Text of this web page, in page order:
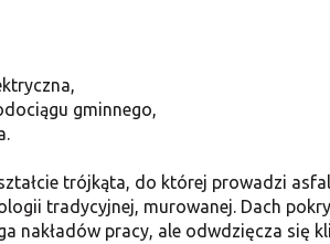
gminnego,
trójkąta, do której prowadzi
tradycyjnej, murowanej. Dach
nakładów pracy, ale odwdzięcza się